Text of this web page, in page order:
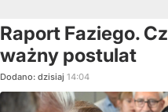
Raport Faziego.
ważny postulat
Dodano: dzisiaj 14:04